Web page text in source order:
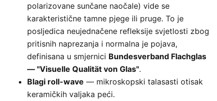
polarizovane sunčane naočale) vide se
karakteristične tamne pjege ili pruge. To je
posljedica neujednačene refleksije svjetlosti zbog
pritisnih naprezanja i normalna je pojava,
definisana u smjernici Bundesverband Flachglas
— "Visuelle Qualität von Glas".
Blagi roll-wave — mikroskopski talasasti otisak
keramičkih valjaka peći.